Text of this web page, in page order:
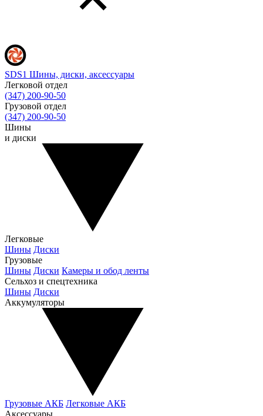
SDS1 Шины, диски, аксессуары
Легковой отдел
(347) 200-90-50
Грузовой отдел
(347) 200-90-50
Шины
и диски
Легковые
Шины Диски
Грузовые
Шины Диски Камеры и обод ленты
Сельхоз и спецтехника
Шины Диски
Аккумуляторы
Грузовые АКБ Легковые АКБ
Аксессуары